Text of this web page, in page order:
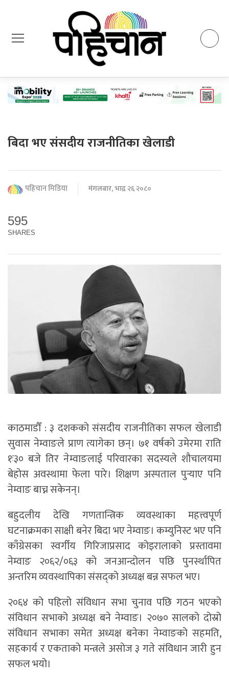
बिदा भए संसदीय राजनीतिका खेलाडी
पहिचान मिडिया मंगलबार, भाद्र २६ २०८०
595
SHARES
काठमाडौँ : ३ दशकको संसदीय राजनीतिका सफल खेलाडी
सुवास नेम्वाङले प्राण त्यागेका छन्। ७१ वर्षको उमेरमा राति
१ः३० बजे तिर नेम्वाङलाई परिवारका सदस्यले शौचालयमा
बेहोस अवस्थामा फेला पारे। शिक्षण अस्पताल पुर्‍याए पनि
नेम्वाङ बाच्न सकेनन्।
बहुदलीय देखि गणतान्त्रिक व्यवस्थाका महत्त्वपूर्ण
घटनाक्रमका साक्षी बनेर बिदा भए नेम्वाङ। कम्युनिस्ट भए पनि
काँग्रेसका स्वर्गीय गिरिजाप्रसाद कोइरालाको प्रस्तावमा
नेम्वाङ २०६२/०६३ को जनआन्दोलन पछि पुनर्स्थापित
अन्तरिम व्यवस्थापिका संसद्को अध्यक्ष बन्न सफल भए।
२०६४ को पहिलो संविधान सभा चुनाव पछि गठन भएको
संविधान सभाको अध्यक्ष बने नेम्वाङ। २०७० सालको दोस्रो
संविधान सभाका समेत अध्यक्ष बनेका नेम्वाङको सहमति,
सहकार्य र एकताको मन्त्रले असोज ३ गते संविधान जारी हुन
सफल भयो।